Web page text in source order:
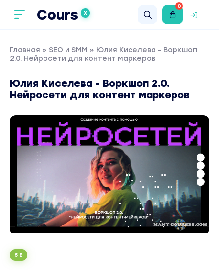
Cours X
0
Главная » SEO и SMM » Юлия Киселева - Воркшоп
2.0. Нейросети для контент маркеров
Юлия Киселева - Воркшоп 2.0.
Нейросети для контент маркеров
5 Б